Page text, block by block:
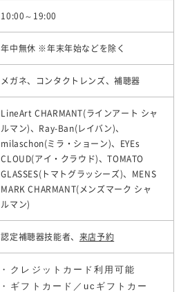
10:00～19:00
年中無休 ※年末年始などを除く
メガネ、コンタクトレンズ、補聴器
LineArt CHARMANT(ラインアート シャ
ルマン)、Ray-Ban(レイバン)、
milaschon(ミラ・ショーン)、EYEs
CLOUD(アイ・クラウド)、TOMATO
GLASSES(トマトグラッシーズ)、MENS
MARK CHARMANT(メンズマーク シャ
ルマン)
認定補聴器技能者、 来店予約
クレジットカード利用可能
ギフトカード／ucギフトカー